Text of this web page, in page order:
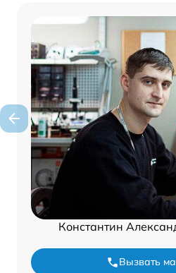
Константин
Вызвать